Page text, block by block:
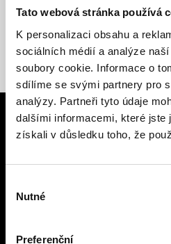
Tato webová stránka používá
K personalizaci obsahu a
sociálních médií a analýze
soubory cookie. Informace o
sdílíme se svými partnery pro
analýzy. Partneři tyto údaje
dalšími informacemi, které jste
získali v důsledku toho, že
souhlasu
Nutné
Preferenční
Hledali jste jiné
služby?